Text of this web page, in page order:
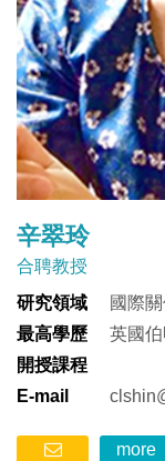
辛翠玲
合聘教授
研究領域
國際
最高學歷
英國
開授課程
E-mail
more